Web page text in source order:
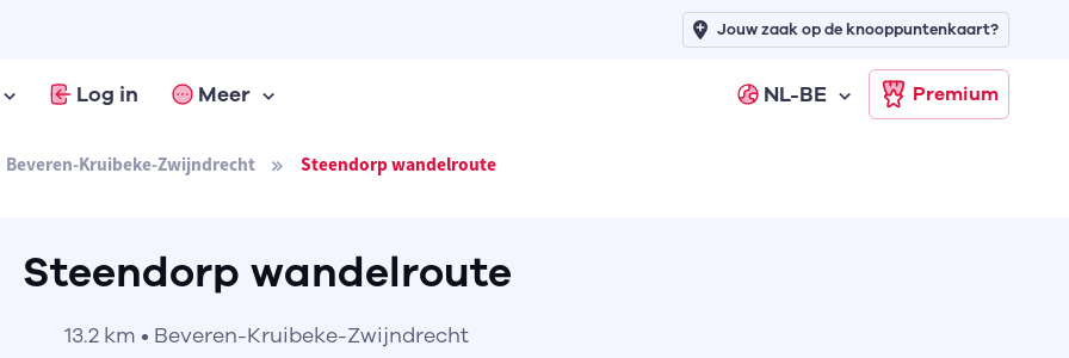
Log in Meer NL-BE Premium
Jouw zaak op de knooppuntenkaart?
Beveren-Kruibeke-Zwijndrecht Steendorp wandelroute
Steendorp wandelroute
13.2 km • Beveren-Kruibeke-Zwijndrecht